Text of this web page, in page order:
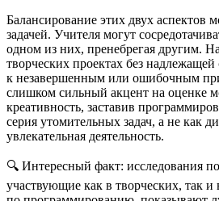
Балансирование этих двух аспектов
задачей. Учителя могут
одном из них, пренебрегая другим.
творческих проектах без
к незавершенным или ошибочным
слишком сильный акцент на оценке
креативность, заставив
серия утомительных задач, а не как
увлекательная деятельность.
🔍 Интересный факт: исследования
участвующие как в творческих, так и